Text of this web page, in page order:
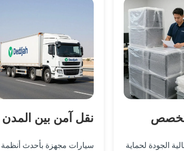
الجودة لحماية
نقل آمن بين المدن
سيارات مجهزة بأحدث أنظمة